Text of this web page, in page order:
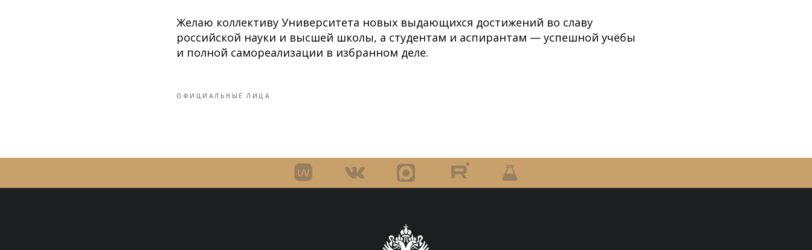
Желаю коллективу Университета новых выдающихся достижений во славу
российской науки и высшей школы, а студентам и аспирантам — успешной учёбы
и полной самореализации в избранном деле.
ОФИЦИАЛЬНЫЕ ЛИЦА